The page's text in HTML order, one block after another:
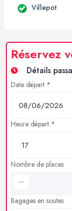
Villepot
Réservez
Détails
Date départ *
Heure départ *
Nombre de places
Bagages en soutes